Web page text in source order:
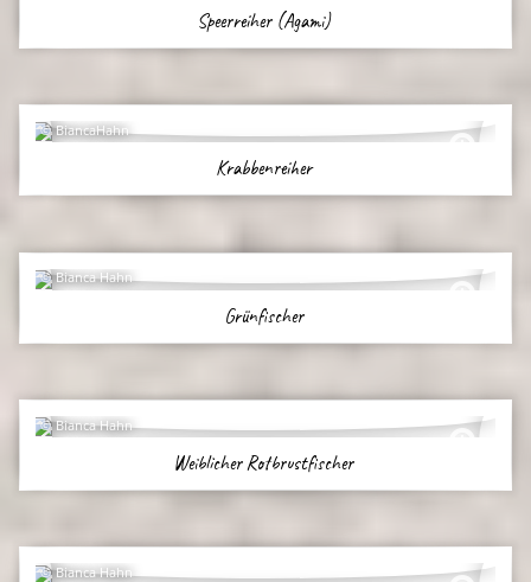
Speerreiher (Agami)
BiancaHahn
Krabbenreiher
Bianca Hahn
Grünfischer
Bianca Hahn
Weiblicher Rotbrustfischer
Bianca Hahn